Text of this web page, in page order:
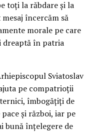
toți la răbdare și la
încercăm să
morale pe care
dreaptă în patria
Sviatoslav
pe compatrioții
îmbogățiți de
și război, iar pe
bună înțelegere de